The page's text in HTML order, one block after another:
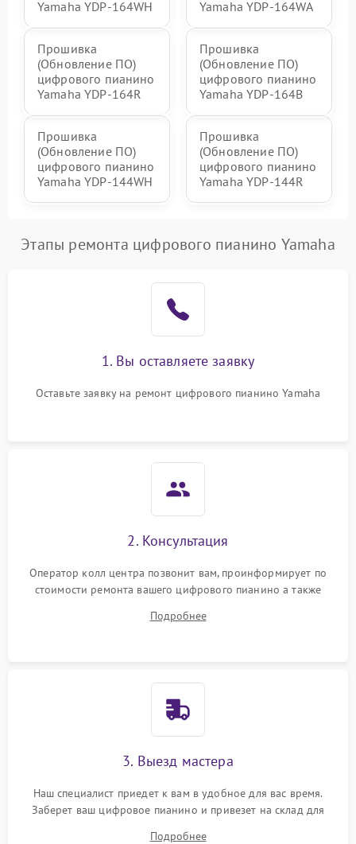
Yamaha YDP-164WH Yamaha YDP-164WA
Прошивка
(Обновление ПО)
цифрового пианино
Yamaha YDP-164R
Прошивка
(Обновление ПО)
цифрового пианино
Yamaha YDP-164B
Прошивка
(Обновление ПО)
цифрового пианино
Yamaha YDP-144WH
Прошивка
(Обновление ПО)
цифрового пианино
Yamaha YDP-144R
Этапы ремонта цифрового пианино Yamaha
1. Вы оставляете заявку
Оставьте заявку на ремонт цифрового пианино Yamaha
2. Консультация
Оператор колл центра позвонит вам, проинформирует по
стоимости ремонта вашего цифрового пианино а также
Подробнее
3. Выезд мастера
Наш специалист приедет к вам в удобное для вас время.
Заберет ваш цифровое пианино и привезет на склад для
Подробнее